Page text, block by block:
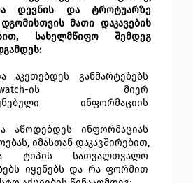
დევნის და ტროტუარზე
მათი დაკავების
სახელმწიფო შემდეგ
აკეთებდეს განმარტებებს
ის მიერ
ინფორმაციის
აწოდებდეს ინფორმაციას
იმასთან დაკავშირებით,
სათვალთვალო
იყენებს და რა ფორმით